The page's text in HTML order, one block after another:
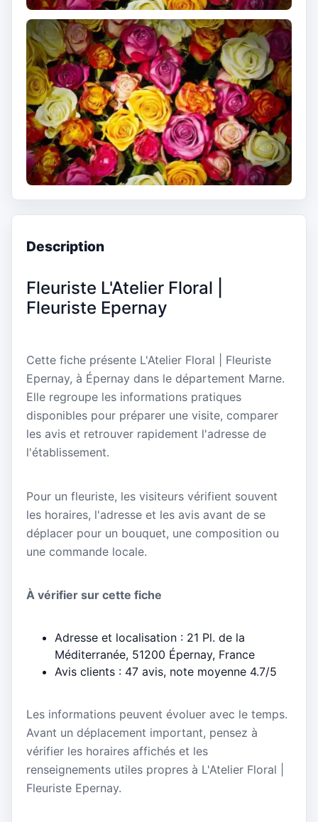
Description
Fleuriste L'Atelier Floral |
Fleuriste Epernay
Cette fiche présente L'Atelier Floral | Fleuriste
Epernay, à Épernay dans le département Marne.
Elle regroupe les informations pratiques
disponibles pour préparer une visite, comparer
les avis et retrouver rapidement l'adresse de
l'établissement.
Pour un fleuriste, les visiteurs vérifient souvent
les horaires, l'adresse et les avis avant de se
déplacer pour un bouquet, une composition ou
une commande locale.
À vérifier sur cette fiche
Adresse et localisation : 21 Pl. de la
Méditerranée, 51200 Épernay, France
Avis clients : 47 avis, note moyenne 4.7/5
Les informations peuvent évoluer avec le temps.
Avant un déplacement important, pensez à
vérifier les horaires affichés et les
renseignements utiles propres à L'Atelier Floral |
Fleuriste Epernay.